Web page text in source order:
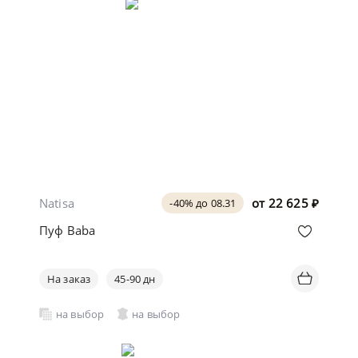
от 22 625 ₽
-40% до 08.31
Natisa
Пуф Baba
На заказ 45-90 дн
на выбор на выбор